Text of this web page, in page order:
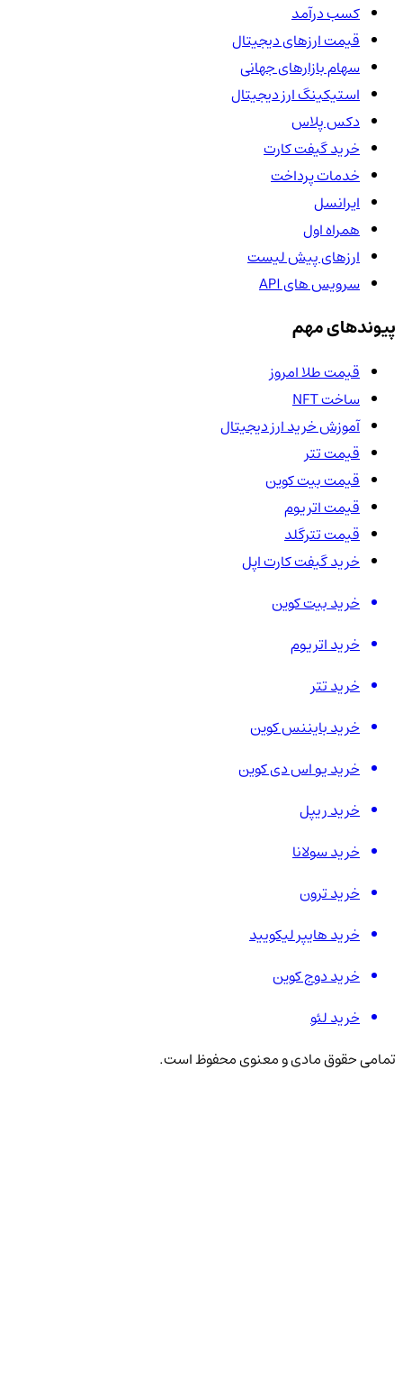
کسب درآمد
قیمت ارزهای دیجیتال
سهام بازارهای جهانی
استیکینگ ارز دیجیتال
دکس پلاس
خرید گیفت کارت
خدمات پرداخت
ایرانسل
همراه اول
ارزهای پیش لیست
سرویس های API
پیوندهای مهم
قیمت طلا امروز
ساخت NFT
آموزش خرید ارز دیجیتال
قیمت تتر
قیمت بیت کوین
قیمت اتریوم
قیمت تترگلد
خرید گیفت کارت اپل
خرید بیت کوین
خرید اتریوم
خرید تتر
خرید بایننس کوین
خرید یو اس دی کوین
خرید ریپل
خرید سولانا
خرید ترون
خرید هایپر لیکویید
خرید دوج کوین
خرید لئو
تمامی حقوق مادی و معنوی محفوظ است.